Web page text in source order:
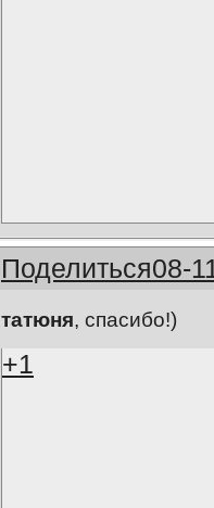
Поделиться08-
татюня, спасибо!)
+1